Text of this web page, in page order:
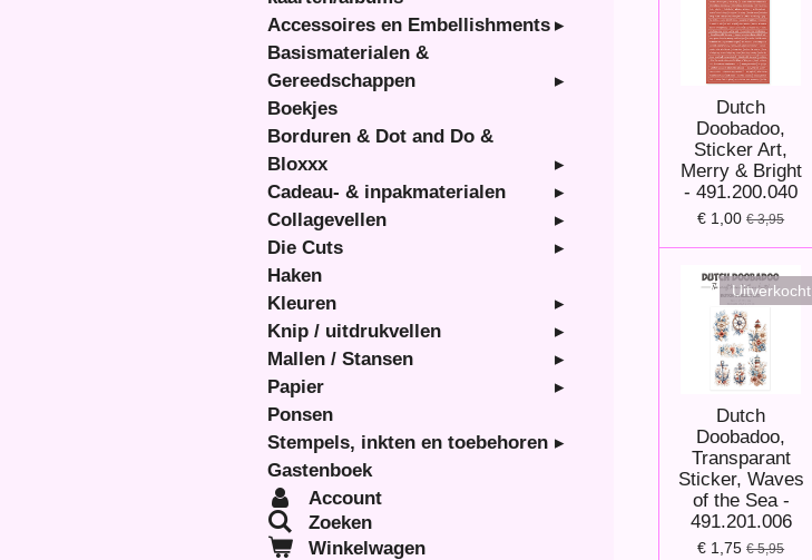
Dutch
Doobadoo,
Sticker Art,
Merry & Bright
- 491.200.040
€ 1,00 € 3,95
Uitverkocht
Dutch
Doobadoo,
Transparant
Sticker, Waves
of the Sea -
491.201.006
€ 1,75 € 5,95
Accessoires en Embellishments
Basismaterialen &
Gereedschappen
Boekjes
Borduren & Dot and Do &
Bloxxx
Cadeau- & inpakmaterialen
Collagevellen
Die Cuts
Haken
Kleuren
Knip / uitdrukvellen
Mallen / Stansen
Papier
Ponsen
Stempels, inkten en toebehoren
Gastenboek
Account
Zoeken
Winkelwagen